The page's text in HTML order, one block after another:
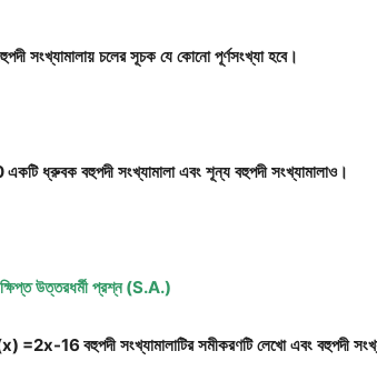
সংখ্যামালায় চলের সূচক যে কোনো পূর্ণসংখ্যা হবে।
একটি ধ্রুবক বহুপদী সংখ্যামালা এবং শূন্য বহুপদী সংখ্যামালাও।
উত্তরধর্মী প্রশ্ন(S.A.)
=2x-16 বহুপদী সংখ্যামালাটির সমীকরণটি লেখো এবং বহুপদী